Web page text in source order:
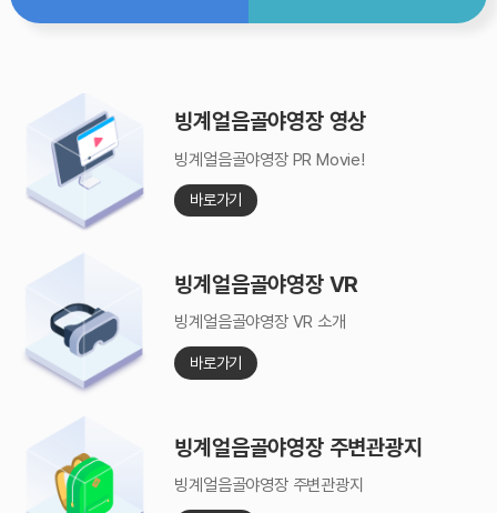
빙계얼음골야영장 영상
빙계얼음골야영장 PR Movie!
바로가기
빙계얼음골야영장 VR
빙계얼음골야영장 VR 소개
바로가기
빙계얼음골야영장 주변관광지
빙계얼음골야영장 주변관광지